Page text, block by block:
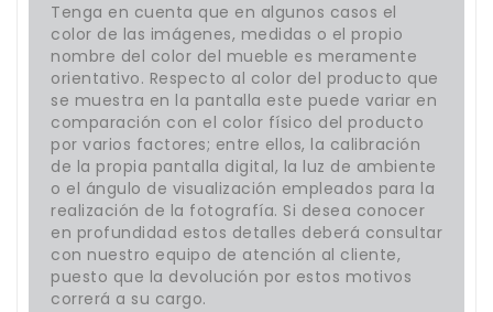
Tenga en cuenta que en algunos casos el
color de las imágenes, medidas o el propio
nombre del color del mueble es meramente
orientativo. Respecto al color del producto que
se muestra en la pantalla este puede variar en
comparación con el color físico del producto
por varios factores; entre ellos, la calibración
de la propia pantalla digital, la luz de ambiente
o el ángulo de visualización empleados para la
realización de la fotografía. Si desea conocer
en profundidad estos detalles deberá consultar
con nuestro equipo de atención al cliente,
puesto que la devolución por estos motivos
correrá a su cargo.